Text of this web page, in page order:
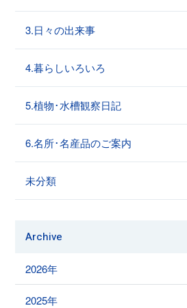
3.日々の出来事
4.暮らしいろいろ
5.植物･水槽観察日記
6.名所･名産品のご案内
未分類
Archive
2026年
2025年